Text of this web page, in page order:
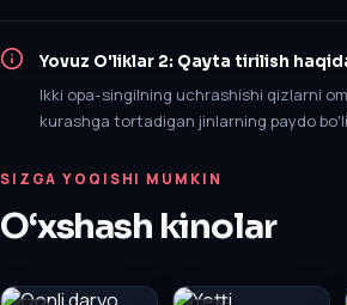
Yovuz O'liklar 2: Qayta tirilish
Ikki opa-singilning uchrashishi qizlarni
kurashga tortadigan jinlarning paydo
SIZGA YOQISHI MUMKIN
O‘xshash kinolar